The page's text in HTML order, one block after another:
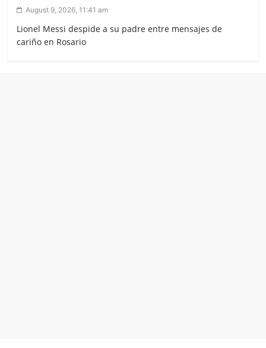
August 9, 2026, 11:41 am
Lionel Messi despide a su padre entre mensajes de
cariño en Rosario